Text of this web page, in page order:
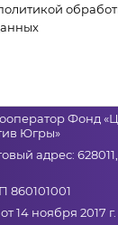
Мансийский
Светлая 36
Фонд
Югры»
адрес:
860101001
14 ноября 2017 г.